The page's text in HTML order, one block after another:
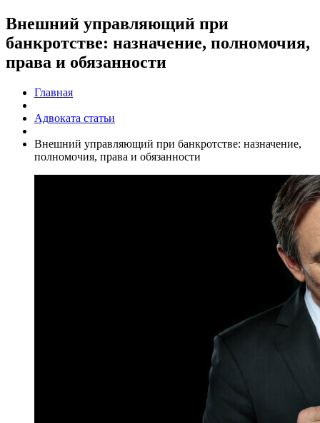
Внешний управляющий при
банкротстве: назначение, полномочия,
права и обязанности
Главная
Адвоката статьи
Внешний управляющий при банкротстве: назначение,
полномочия, права и обязанности